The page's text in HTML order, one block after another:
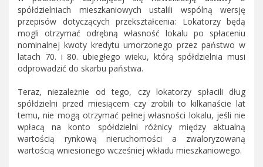
spółdzielniach mieszkaniowych ustalili wspólną wersję
przepisów dotyczących przekształcenia: Lokatorzy będą
mogli otrzymać odrębną własność lokalu po spłaceniu
nominalnej kwoty kredytu umorzonego przez państwo w
latach 70. i 80. ubiegłego wieku, którą spółdzielnia musi
odprowadzić do skarbu państwa.
Teraz, niezależnie od tego, czy lokatorzy spłacili dług
spółdzielni przed miesiącem czy zrobili to kilkanaście lat
temu, nie mogą otrzymać pełnej własności lokalu, jeśli nie
wpłacą na konto spółdzielni różnicy między aktualną
wartością rynkową nieruchomości a zwaloryzowaną
wartością wniesionego wcześniej wkładu mieszkaniowego.